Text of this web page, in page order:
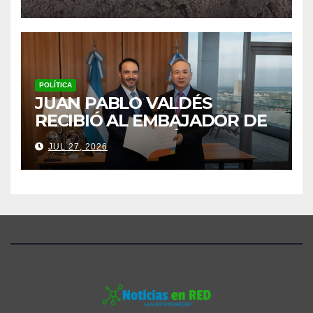
POLÍTICA
JUAN PABLO VALDÉS
RECIBIÓ AL EMBAJADOR DE
CHINA Y AFIANZÓ UNA
AGENDA DE COOPERACIÓN
PARA CORRIENTES
JUL 27, 2026